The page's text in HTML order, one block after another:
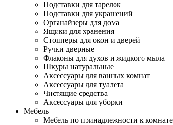
Подставки для тарелок
Подставки для украшений
Органайзеры для дома
Ящики для хранения
Стопперы для окон и дверей
Ручки дверные
Флаконы для духов и жидкого мыла
Шкуры натуральные
Аксессуары для ванных комнат
Аксессуары для туалета
Чистящие средства
Аксессуары для уборки
Мебель
Мебель по принадлежности к комнате